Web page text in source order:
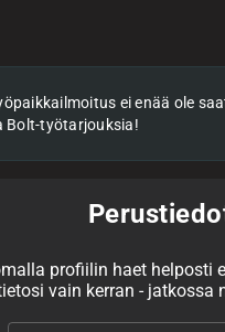
ei enää ole
Bolt-työtarjouksia!
profiilin haet helposti
vain kerran - jatkossa